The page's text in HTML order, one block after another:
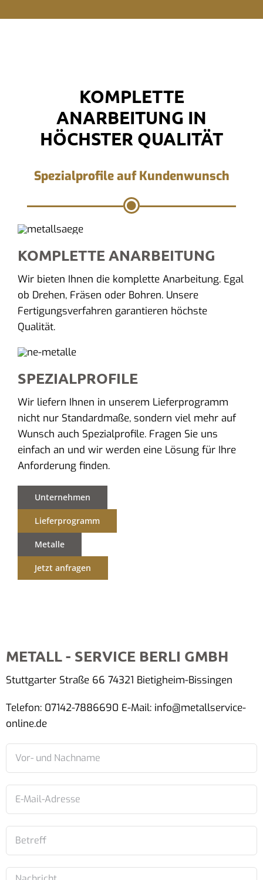
KOMPLETTE
ANARBEITUNG IN
HÖCHSTER QUALITÄT
Spezialprofile auf Kundenwunsch
KOMPLETTE ANARBEITUNG
Wir bieten Ihnen die komplette Anarbeitung. Egal
ob Drehen, Fräsen oder Bohren. Unsere
Fertigungsverfahren garantieren höchste
Qualität.
SPEZIALPROFILE
Wir liefern Ihnen in unserem Lieferprogramm
nicht nur Standardmaße, sondern viel mehr auf
Wunsch auch Spezialprofile. Fragen Sie uns
einfach an und wir werden eine Lösung für Ihre
Anforderung finden.
Unternehmen
Lieferprogramm
Metalle
Jetzt anfragen
METALL - SERVICE BERLI GMBH
Stuttgarter Straße 66 74321 Bietigheim-Bissingen
Telefon: 07142-7886690 E-Mail: info@metallservice-
online.de